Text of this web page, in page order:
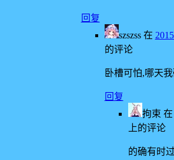
回复
szszss在
的评论
卧槽可怕,哪天
回复
拘束 在
上的评论
的确有时